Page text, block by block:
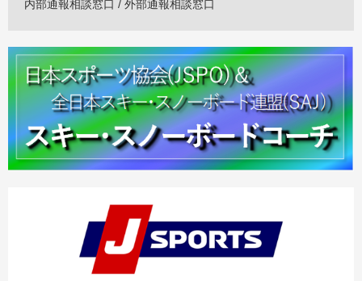
内部通報相談窓口 / 外部通報相談窓口